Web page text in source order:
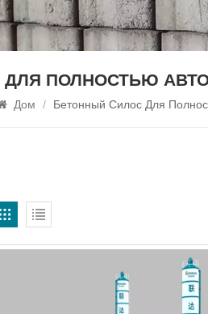
ПОЛНОСТЬЮ
Дом / Бетонный Силос Для